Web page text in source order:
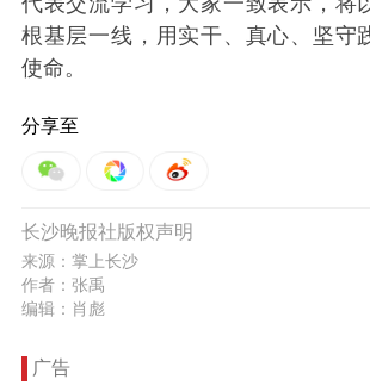
根基层一线，用实干、真心、坚守
使命。
分享至
长沙晚报社版权声明
来源：掌上长沙
作者：张禹
编辑：肖彪
广告